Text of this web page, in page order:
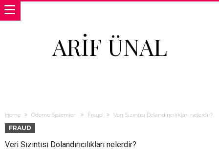
ARIF ÜNAL
Home Ödeme Sistemleri Fraud Veri Sızıntısı Dolandırıcılıkları nelerdir?
FRAUD
Veri Sızıntısı Dolandırıcılıkları nelerdir?